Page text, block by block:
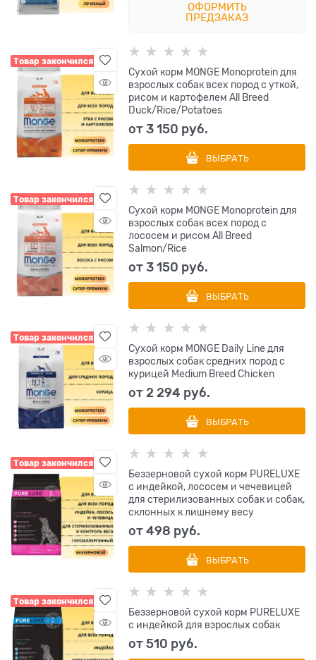
ОФОРМИТЬ
ПРЕДЗАКАЗ
Товар закончился
Сухой корм MONGE Monoprotein для
взрослых собак всех пород с уткой,
рисом и картофелем All Breed
Duck/Rice/Potatoes
от3 150 руб.
ВЫБРАТЬ
Товар закончился
Сухой корм MONGE Monoprotein для
взрослых собак всех пород с
лососем и рисом All Breed
Salmon/Rice
от3 150 руб.
ВЫБРАТЬ
Товар закончился
Сухой корм MONGE Daily Line для
взрослых собак средних пород с
курицей Medium Breed Chicken
от2 294 руб.
ВЫБРАТЬ
Товар закончился
Беззерновой сухой корм PURELUXE
с индейкой, лососем и чечевицей
для стерилизованных собак и собак,
склонных к лишнему весу
от498 руб.
ВЫБРАТЬ
Товар закончился
Беззерновой сухой корм PURELUXE
с индейкой для взрослых собак
от510 руб.